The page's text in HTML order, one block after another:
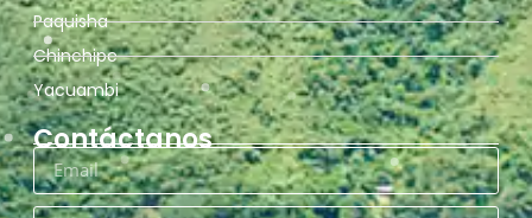
Paquisha
Chinchipe
Yacuambi
Contáctanos